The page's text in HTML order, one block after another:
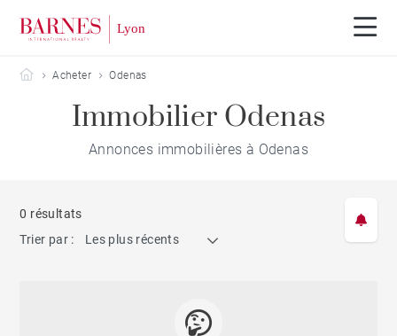
Barnes Lyon
Acheter Odenas
Immobilier Odenas
Annonces immobilières à Odenas
0 résultats
Trier par :
Les plus récents